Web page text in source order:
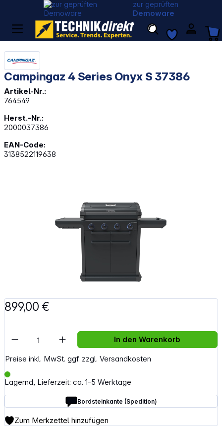
zur geprüften
Demoware
Campingaz 4 Series Onyx S 37386
Artikel-Nr.:
764549
Herst.-Nr.:
2000037386
EAN-Code:
3138522119638
899,00 €
Preise inkl. MwSt. ggf. zzgl. Versandkosten
Lagernd, Lieferzeit: ca. 1-5 Werktage
Bordsteinkante (Spedition)
Artikel Anzahl: Gib den gewünschten
In den Warenkorb
Zum Merkzettel hinzufügen